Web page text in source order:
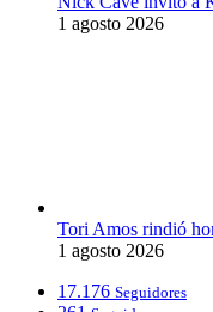
1 agosto 2026
Tori Amos rindió
1 agosto 2026
17.176 Seguidores